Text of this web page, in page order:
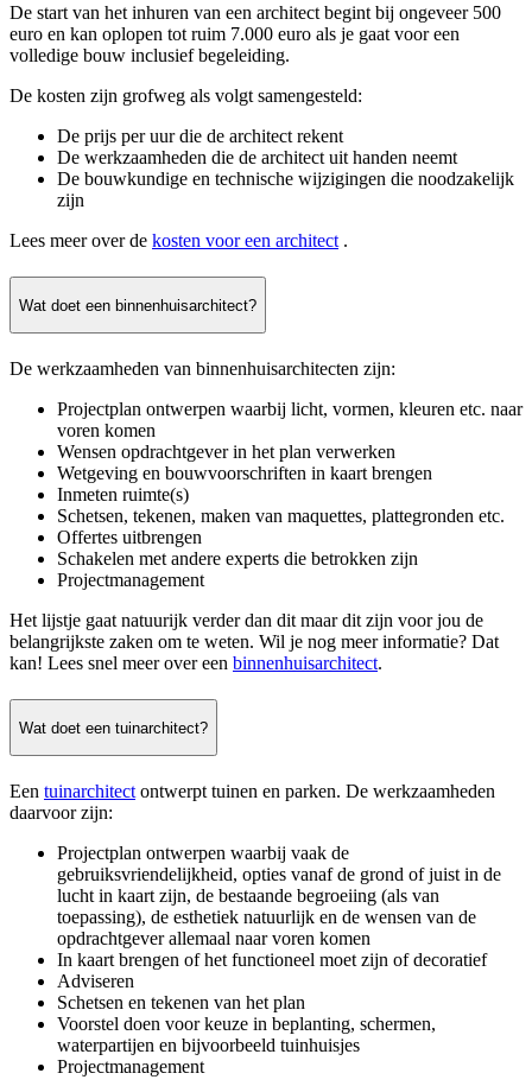
De start van het inhuren van een architect begint bij ongeveer 500
euro en kan oplopen tot ruim 7.000 euro als je gaat voor een
volledige bouw inclusief begeleiding.
De kosten zijn grofweg als volgt samengesteld:
De prijs per uur die de architect rekent
De werkzaamheden die de architect uit handen neemt
De bouwkundige en technische wijzigingen die noodzakelijk
zijn
Lees meer over de kosten voor een architect .
Wat doet een binnenhuisarchitect?
De werkzaamheden van binnenhuisarchitecten zijn:
Projectplan ontwerpen waarbij licht, vormen, kleuren etc. naar
voren komen
Wensen opdrachtgever in het plan verwerken
Wetgeving en bouwvoorschriften in kaart brengen
Inmeten ruimte(s)
Schetsen, tekenen, maken van maquettes, plattegronden etc.
Offertes uitbrengen
Schakelen met andere experts die betrokken zijn
Projectmanagement
Het lijstje gaat natuurijk verder dan dit maar dit zijn voor jou de
belangrijkste zaken om te weten. Wil je nog meer informatie? Dat
kan! Lees snel meer over een binnenhuisarchitect.
Wat doet een tuinarchitect?
Een tuinarchitect ontwerpt tuinen en parken. De werkzaamheden
daarvoor zijn:
Projectplan ontwerpen waarbij vaak de
gebruiksvriendelijkheid, opties vanaf de grond of juist in de
lucht in kaart zijn, de bestaande begroeiing (als van
toepassing), de esthetiek natuurlijk en de wensen van de
opdrachtgever allemaal naar voren komen
In kaart brengen of het functioneel moet zijn of decoratief
Adviseren
Schetsen en tekenen van het plan
Voorstel doen voor keuze in beplanting, schermen,
waterpartijen en bijvoorbeeld tuinhuisjes
Projectmanagement